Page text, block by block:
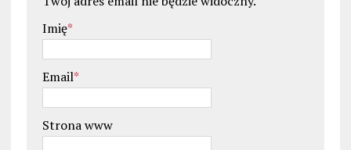
Imię*
Email*
Strona www